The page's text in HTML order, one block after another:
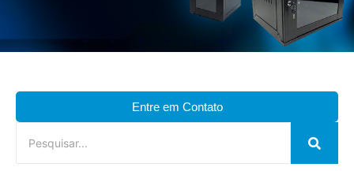
Entre em Contato